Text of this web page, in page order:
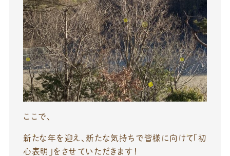
ここで、
新たな年を迎え、新たな気持ちで皆様に向けて「初
心表明」をさせていただきます！